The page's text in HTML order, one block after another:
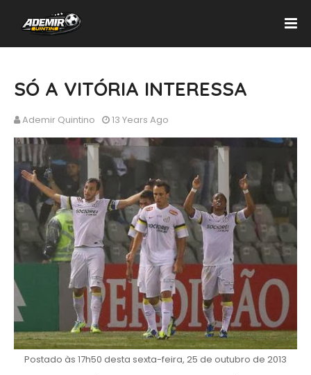
SÓ A VITÓRIA INTERESSA
Ademir Quintino 13 Years Ago
Postado às 17h50 desta sexta-feira, 25 de outubro de 2013